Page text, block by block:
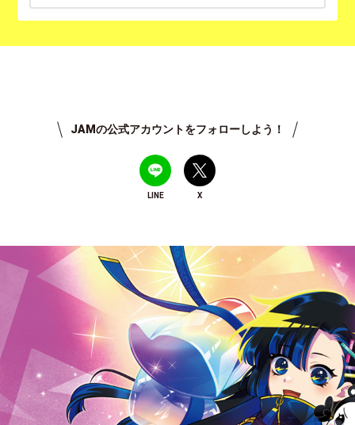
JAMの公式アカウントをフォローしよう！
LINE X